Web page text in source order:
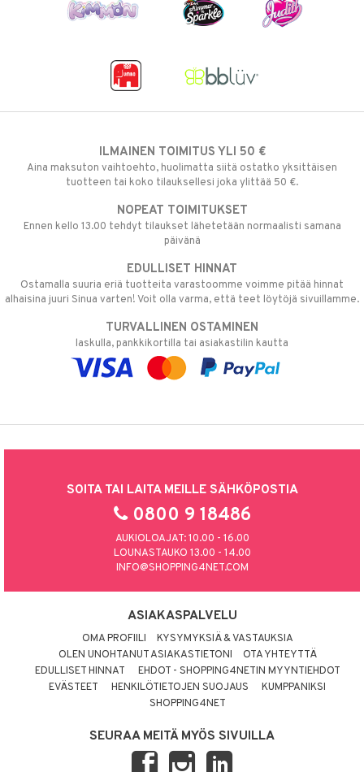
ILMAINEN TOIMITUS YLI 50 €
Aina maksuton vaihtoehto, huolimatta siitä ostatko yksittäisen
tuotteen tai koko tilauksellesi joka ylittää 50 €.
NOPEAT TOIMITUKSET
Ennen kello 13.00 tehdyt tilaukset lähetetään normaalisti samana
päivänä
EDULLISET HINNAT
Ostamalla suuria eriä tuotteita varastoomme voimme pitää hinnat
alhaisina juuri Sinua varten! Voit olla varma, että teet löytöjä sivuillamme.
TURVALLINEN OSTAMINEN
laskulla, pankkikortilla tai asiakastilin kautta
SOITA TAI LAITA MEILLE SÄHKÖPOSTIA
0800 9 18486
AUKIOLOAJAT: 10.00 - 16.00
LOUNASTAUKO 13.00 - 14.00
INFO@SHOPPING4NET.COM
ASIAKASPALVELU
OMA PROFIILI
KYSYMYKSIÄ & VASTAUKSIA
OLEN UNOHTANUT ASIAKASTIETONI
OTA YHTEYTTÄ
EDULLISET HINNAT
EHDOT - SHOPPING4NETIN MYYNTIEHDOT
EVÄSTEET
HENKILÖTIETOJEN SUOJAUS
KUMPPANIKSI
SHOPPING4NET
SEURAA MEITÄ MYÖS SIVUILLA